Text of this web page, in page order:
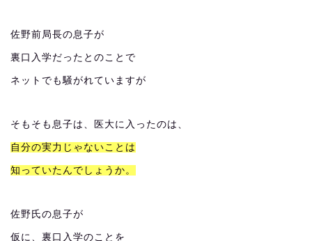
佐野前局長の息子が
裏口入学だったとのことで
ネットでも騒がれていますが
そもそも息子は、医大に入ったのは、
自分の実力じゃないことは
知っていたんでしょうか。
佐野氏の息子が
仮に、裏口入学のことを